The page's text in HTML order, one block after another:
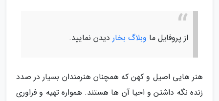
از پروفایل ما وبلاگ بخار دیدن نمایید.
هنر هایی اصیل و کهن که همچنان هنرمندان بسیار در صدد
زنده نگه داشتن و احیا آن ها هستند. همواره تهیه و فراوری